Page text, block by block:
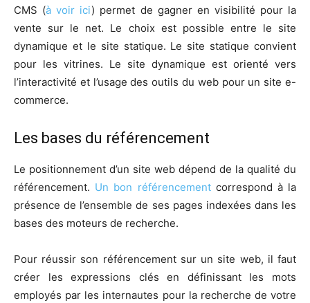
CMS (à voir ici) permet de gagner en visibilité pour la
vente sur le net. Le choix est possible entre le site
dynamique et le site statique. Le site statique convient
pour les vitrines. Le site dynamique est orienté vers
l’interactivité et l’usage des outils du web pour un site e-
commerce.
Les bases du référencement
Le positionnement d’un site web dépend de la qualité du
référencement. Un bon référencementcorrespond à la
présence de l’ensemble de ses pages indexées dans les
bases des moteurs de recherche.
Pour réussir son référencement sur un site web, il faut
créer les expressions clés en définissant les mots
employés par les internautes pour la recherche de votre